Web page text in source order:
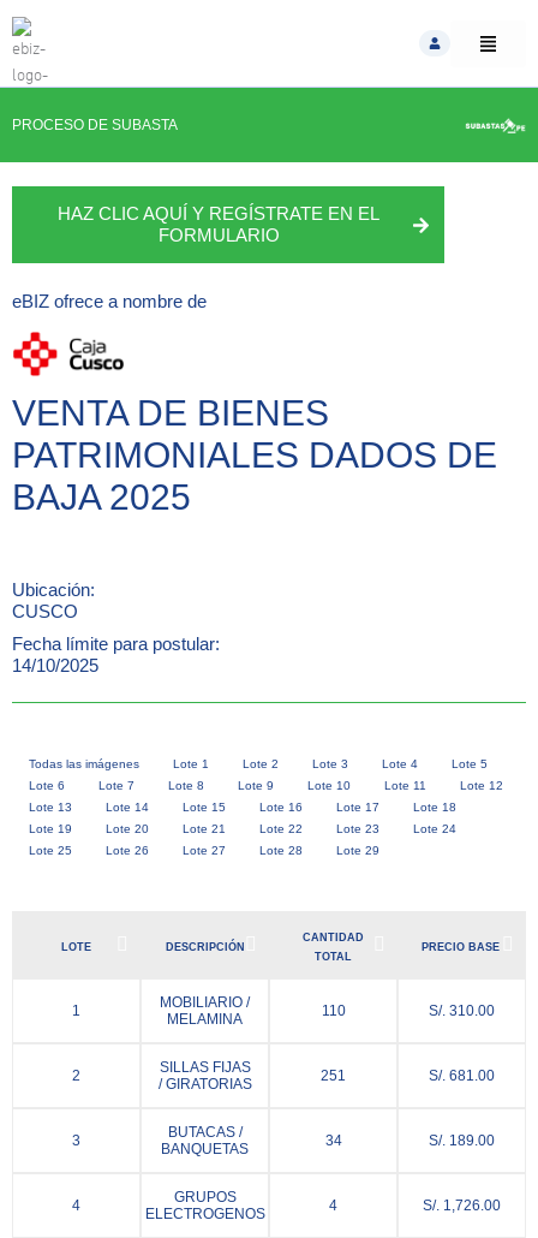
content
PROCESO DE SUBASTA
HAZ CLIC AQUÍ Y REGÍSTRATE EN EL
FORMULARIO
eBIZ ofrece a nombre de
VENTA DE BIENES
PATRIMONIALES DADOS DE
BAJA 2025
Ubicación:
CUSCO
Fecha límite para postular:
14/10/2025
Todas las imágenes Lote 1 Lote 2 Lote 3 Lote 4
Lote 5
Lote 6
Lote 7 Lote 8 Lote 9 Lote 10 Lote 11
Lote 12
Lote 13
Lote 14 Lote 15 Lote 16 Lote 17
Lote 18
Lote 19
Lote 20 Lote 21 Lote 22 Lote 23
Lote 24
Lote 25
Lote 26 Lote 27 Lote 28 Lote 29
LOTE DESCRIPCIÓN
CANTIDAD
TOTAL
PRECIO BASE
1
MOBILIARIO /
MELAMINA
110 S/. 310.00
2
SILLAS FIJAS
/ GIRATORIAS
251 S/. 681.00
3
BUTACAS /
BANQUETAS
34 S/. 189.00
4
GRUPOS
ELECTROGENOS
4 S/. 1,726.00